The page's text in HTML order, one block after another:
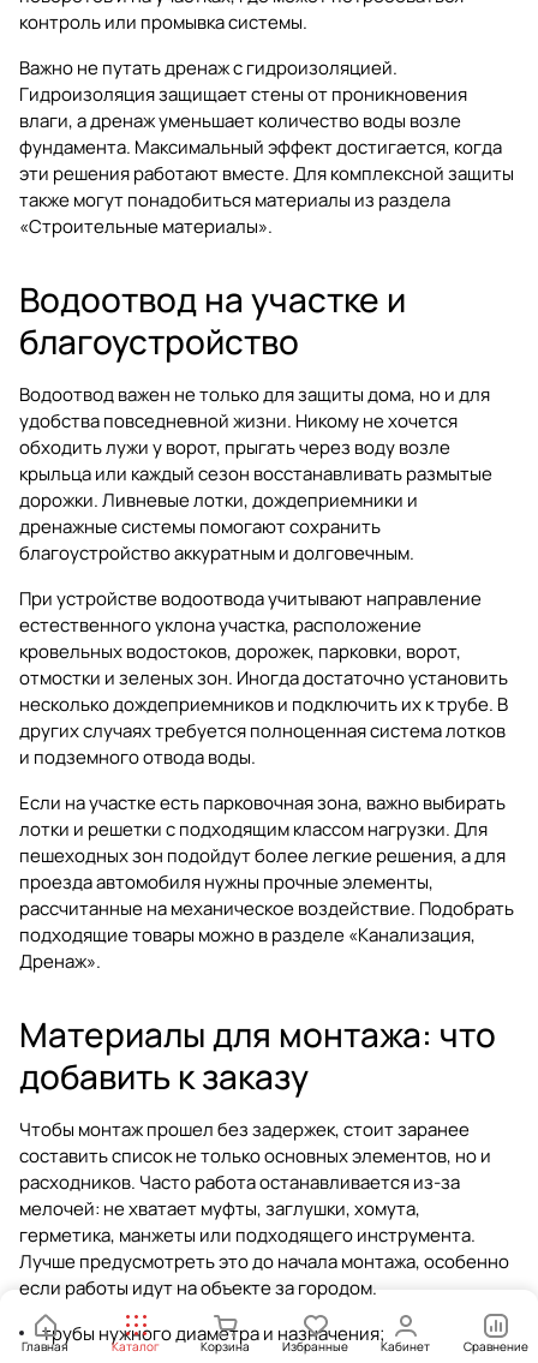
контроль или промывка системы.
Важно не путать дренаж с гидроизоляцией.
Гидроизоляция защищает стены от проникновения
влаги, а дренаж уменьшает количество воды возле
фундамента. Максимальный эффект достигается, когда
эти решения работают вместе. Для комплексной защиты
также могут понадобиться материалы из раздела
«Строительные материалы».
Водоотвод на участке и
благоустройство
Водоотвод важен не только для защиты дома, но и для
удобства повседневной жизни. Никому не хочется
обходить лужи у ворот, прыгать через воду возле
крыльца или каждый сезон восстанавливать размытые
дорожки. Ливневые лотки, дождеприемники и
дренажные системы помогают сохранить
благоустройство аккуратным и долговечным.
При устройстве водоотвода учитывают направление
естественного уклона участка, расположение
кровельных водостоков, дорожек, парковки, ворот,
отмостки и зеленых зон. Иногда достаточно установить
несколько дождеприемников и подключить их к трубе. В
других случаях требуется полноценная система лотков
и подземного отвода воды.
Если на участке есть парковочная зона, важно выбирать
лотки и решетки с подходящим классом нагрузки. Для
пешеходных зон подойдут более легкие решения, а для
проезда автомобиля нужны прочные элементы,
рассчитанные на механическое воздействие. Подобрать
подходящие товары можно в разделе«Канализация,
Дренаж».
Материалы для монтажа: что
добавить к заказу
Чтобы монтаж прошел без задержек, стоит заранее
составить список не только основных элементов, но и
расходников. Часто работа останавливается из-за
мелочей: не хватает муфты, заглушки, хомута,
герметика, манжеты или подходящего инструмента.
Лучше предусмотреть это до начала монтажа, особенно
если работы идут на объекте за городом.
трубы нужного диаметра и назначения;
Главная Каталог Корзина Избранные Кабинет Сравнение